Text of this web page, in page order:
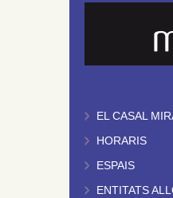
EL CASAL
HORARIS
ESPAIS
ENTITATS